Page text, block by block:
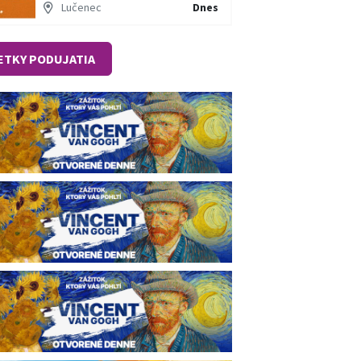
Lučenec Dnes
PODUJATIA